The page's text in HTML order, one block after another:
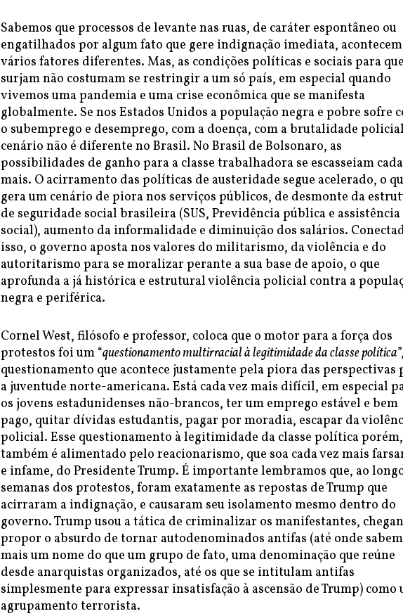
Sabemos que processos de levante nas ruas, de caráter espontâneo ou
engatilhados por algum fato que gere indignação imediata,
vários fatores diferentes. Mas, as condições políticas e sociais para que
surjam não costumam se restringir a um só país, em especial quando
vivemos uma pandemia e uma crise econômica que se manifesta
globalmente. Se nos Estados Unidos a população negra e pobre sofre
o subemprego e desemprego, com a doença, com a brutalidade
cenário não é diferente no Brasil. No Brasil de Bolsonaro, as
possibilidades de ganho para a classe trabalhadora se escasseiam
mais. O acirramento das políticas de austeridade segue acelerado, o
gera um cenário de piora nos serviços públicos, de desmonte da
de seguridade social brasileira (SUS, Previdência pública e assistência
social), aumento da informalidade e diminuição dos salários.
isso, o governo aposta nos valores do militarismo, da violência e do
autoritarismo para se moralizar perante a sua base de apoio, o que
aprofunda a já histórica e estrutural violência policial contra a
negra e periférica.
Cornel West, filósofo e professor, coloca que o motor para a força dos
protestos foi um “questionamento multirracial à legitimidade da classe política”,
questionamento que acontece justamente pela piora das perspectivas
a juventude norte-americana. Está cada vez mais difícil, em especial
os jovens estadunidenses não-brancos, ter um emprego estável e bem
pago, quitar dívidas estudantis, pagar por moradia, escapar da
policial. Esse questionamento à legitimidade da classe política porém,
também é alimentado pelo reacionarismo, que soa cada vez mais
e infame, do Presidente Trump. É importante lembramos que, ao
semanas dos protestos, foram exatamente as repostas de Trump que
acirraram a indignação, e causaram seu isolamento mesmo dentro do
governo. Trump usou a tática de criminalizar os manifestantes,
propor o absurdo de tornar autodenominados antifas (até onde
mais um nome do que um grupo de fato, uma denominação que reúne
desde anarquistas organizados, até os que se intitulam antifas
simplesmente para expressar insatisfação à ascensão de Trump) como
agrupamento terrorista.